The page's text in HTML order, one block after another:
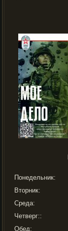
Понедельник:
Вторник:
Среда:
Четверг::
Обед: